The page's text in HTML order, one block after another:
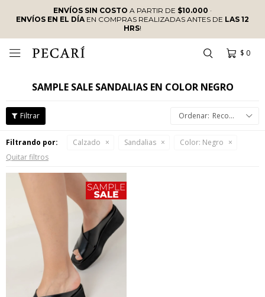
ENVÍOS SIN COSTO A PARTIR DE $10.000 ·
ENVÍOS EN EL DÍAEN COMPRAS REALIZADAS ANTES DE LAS 12
HRS!
$ 0

SAMPLE SALE SANDALIAS EN COLOR NEGRO
Recomendados
Filtrando por: Calzado Sandalias Color: Negro
Quitar filtros